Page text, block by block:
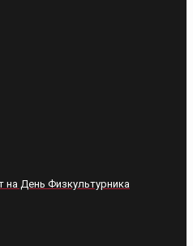
День Физкультурника